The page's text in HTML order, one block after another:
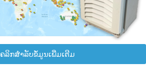
ຄລິກສຳລັບຂໍ້ມູນເພີ່ມເຕີມ